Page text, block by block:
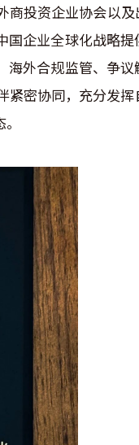
投资企业协会以及
企业全球化战略
外合规监管、争
密协同，充分发